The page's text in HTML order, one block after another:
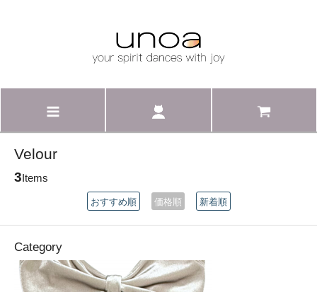
Velour
3Items
おすすめ順 価格順 新着順
Category